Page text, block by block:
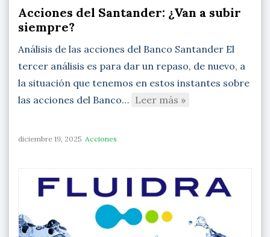
Acciones del Santander: ¿Van a subir
siempre?
Análisis de las acciones del Banco Santander El
tercer análisis es para dar un repaso, de nuevo, a
la situación que tenemos en estos instantes sobre
las acciones del Banco… Leer más »
diciembre 19, 2025 Acciones